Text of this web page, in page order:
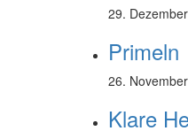
29.
Primeln
26.
Klare